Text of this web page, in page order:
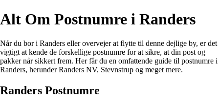
Alt Om Postnumre i Randers
Når du bor i Randers eller overvejer at flytte til denne dejlige by, er det
vigtigt at kende de forskellige postnumre for at sikre, at din post og
pakker når sikkert frem. Her får du en omfattende guide til postnumre i
Randers, herunder Randers NV, Stevnstrup og meget mere.
Randers Postnumre